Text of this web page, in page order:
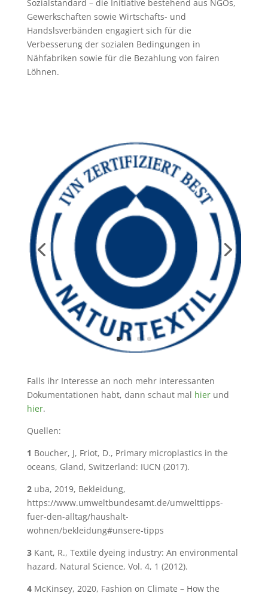
Sozialstandard – die Initiative bestehend aus NGOs,
Gewerkschaften sowie Wirtschafts- und
Handslsverbänden engagiert sich für die
Verbesserung der sozialen Bedingungen in
Nähfabriken sowie für die Bezahlung von fairen
Löhnen.
Falls ihr Interesse an noch mehr interessanten
Dokumentationen habt, dann schaut mal hierund
hier.
Quellen:
1 Boucher, J, Friot, D., Primary microplastics in the
oceans, Gland, Switzerland: IUCN (2017).
2uba, 2019, Bekleidung,
https://www.umweltbundesamt.de/umwelttipps-
fuer-den-alltag/haushalt-
wohnen/bekleidung#unsere-tipps
3 Kant, R., Textile dyeing industry: An environmental
hazard, Natural Science, Vol. 4, 1 (2012).
4McKinsey, 2020, Fashion on Climate – How the